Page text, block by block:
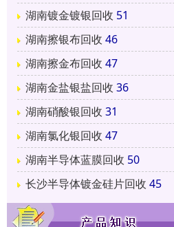
湖南镀金镀银回收 51
湖南擦银布回收 46
湖南擦金布回收 47
湖南金盐银盐回收 36
湖南硝酸银回收 31
湖南氯化银回收 47
湖南半导体蓝膜回收 50
长沙半导体镀金硅片回收 45